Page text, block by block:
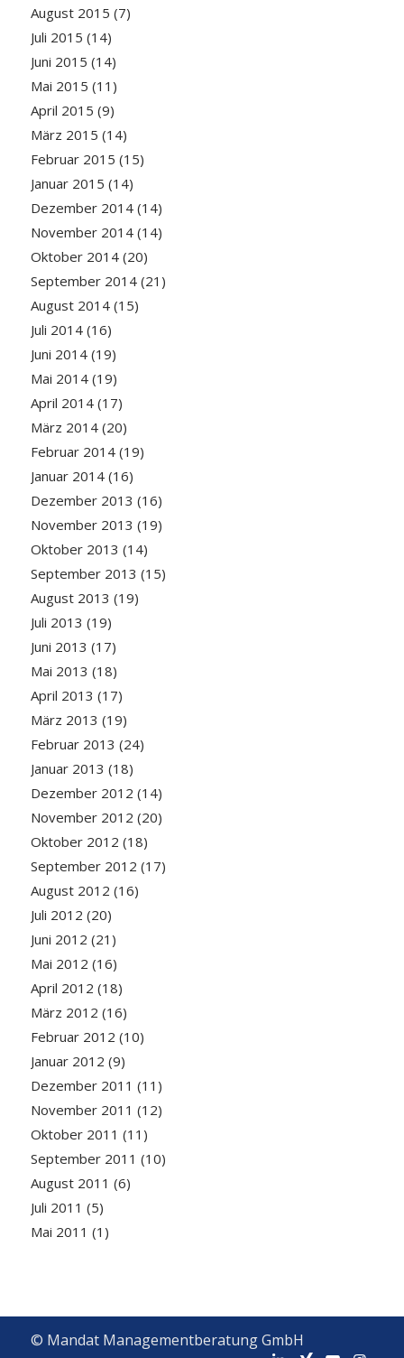
August 2015 (7)
Juli 2015 (14)
Juni 2015 (14)
Mai 2015 (11)
April 2015 (9)
März 2015 (14)
Februar 2015 (15)
Januar 2015 (14)
Dezember 2014(14)
November 2014(14)
Oktober 2014(20)
September 2014(21)
August 2014(15)
Juli 2014(16)
Juni 2014(19)
Mai 2014(19)
April 2014(17)
März 2014(20)
Februar 2014(19)
Januar 2014(16)
Dezember 2013 (16)
November 2013 (19)
Oktober 2013 (14)
September 2013 (15)
August 2013 (19)
Juli 2013 (19)
Juni 2013 (17)
Mai 2013 (18)
April 2013 (17)
März 2013 (19)
Februar 2013 (24)
Januar 2013 (18)
Dezember 2012 (14)
November 2012 (20)
Oktober 2012 (18)
September 2012 (17)
August 2012 (16)
Juli 2012 (20)
Juni 2012 (21)
Mai 2012 (16)
April 2012 (18)
März 2012 (16)
Februar 2012 (10)
Januar 2012 (9)
Dezember 2011 (11)
November 2011 (12)
Oktober 2011 (11)
September 2011 (10)
August 2011 (6)
Juli 2011 (5)
Mai 2011 (1)
© Mandat Managementberatung GmbH